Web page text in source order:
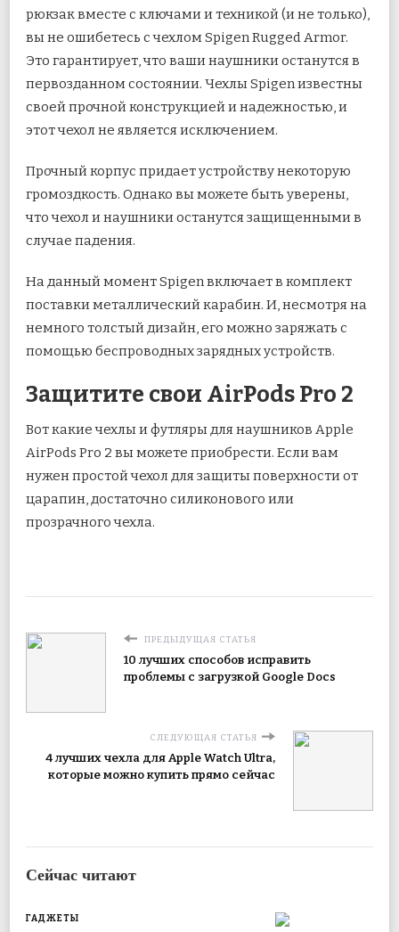
рюкзак вместе с ключами и техникой (и не только),
вы не ошибетесь с чехлом Spigen Rugged Armor.
Это гарантирует, что ваши наушники останутся в
первозданном состоянии. Чехлы Spigen известны
своей прочной конструкцией и надежностью, и
этот чехол не является исключением.
Прочный корпус придает устройству некоторую
громоздкость. Однако вы можете быть уверены,
что чехол и наушники останутся защищенными в
случае падения.
На данный момент Spigen включает в комплект
поставки металлический карабин. И, несмотря на
немного толстый дизайн, его можно заряжать с
помощью беспроводных зарядных устройств.
Защитите свои AirPods Pro 2
Вот какие чехлы и футляры для наушников Apple
AirPods Pro 2 вы можете приобрести. Если вам
нужен простой чехол для защиты поверхности от
царапин, достаточно силиконового или
прозрачного чехла.
ПРЕДЫДУЩАЯ СТАТЬЯ
10 лучших способов исправить
проблемы с загрузкой Google Docs
СЛЕДУЮЩАЯ СТАТЬЯ
4 лучших чехла для Apple Watch Ultra,
которые можно купить прямо сейчас
Сейчас читают
ГАДЖЕТЫ